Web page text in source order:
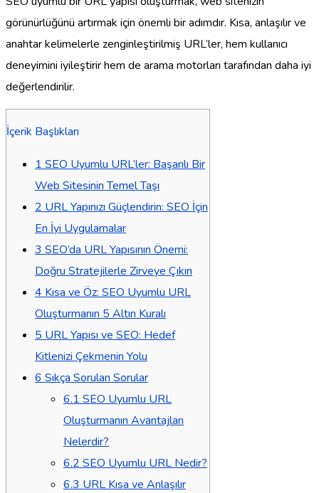
görünürlüğünü artırmak için önemli bir adımdır. Kısa, anlaşılır ve
anahtar kelimelerle zenginleştirilmiş URL’ler, hem kullanıcı
deneyimini iyileştirir hem de arama motorları tarafından daha iyi
değerlendirilir.
İçerik Başlıkları
1 SEO Uyumlu URL’ler: Başarılı Bir
Web Sitesinin Temel Taşı
2 URL Yapınızı Güçlendirin: SEO İçin
En İyi Uygulamalar
3 SEO’da URL Yapısının Önemi:
Doğru Stratejilerle Zirveye Çıkın
4 Kısa ve Öz: SEO Uyumlu URL
Oluşturmanın 5 Altın Kuralı
5 URL Yapısı ve SEO: Hedef
Kitlenizi Çekmenin Yolu
6 Sıkça Sorulan Sorular
6.1 SEO Uyumlu URL
Oluşturmanın Avantajları
Nelerdir?
6.2 SEO Uyumlu URL Nedir?
6.3 URL Kısa ve Anlaşılır